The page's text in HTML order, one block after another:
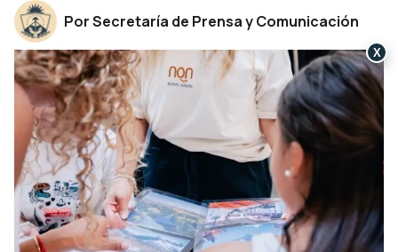
Por Secretaría de Prensa y Comunicación
X